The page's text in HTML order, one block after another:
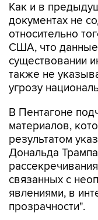
Как и в
документах не
относительно
США, что
существовании
также не
угрозу
В Пентагоне
материалов,
результатом
Дональда
связанных с
явлениями, в
прозрачности".